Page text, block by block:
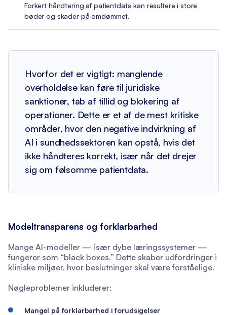
Forkert håndtering af patientdata kan resultere i store
bøder og skader på omdømmet.
Hvorfor det er vigtigt: manglende
overholdelse kan føre til juridiske
sanktioner, tab af tillid og blokering af
operationer. Dette er et af de mest kritiske
områder, hvor den negative indvirkning af
AI i sundhedssektoren kan opstå, hvis det
ikke håndteres korrekt, især når det drejer
sig om følsomme patientdata.
Modeltransparens og forklarbarhed
Mange AI-modeller — især dybe læringssystemer —
fungerer som “black boxes.” Dette skaber udfordringer i
kliniske miljøer, hvor beslutninger skal være forståelige.
Nøgleproblemer inkluderer:
Mangel på forklarbarhed i forudsigelser